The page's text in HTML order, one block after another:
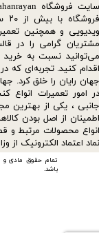
تمام حقوق مادی و
باشد.
ویدیویی و همچنین
مشتریان گرامی را در
می‌توانید نسبت به خرید
اقدام کنید. تجربه‌ای که
جهان رایان را خلق کرد.
جانبی ، یکی از بهترین
اطمینان از اصل بودن
انواع محصولات مرتبط و
نماد اعتماد الکترونیک